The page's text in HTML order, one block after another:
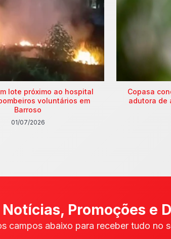
lote próximo ao hospital
voluntários em
Barroso
01/07/2026
Copasa
adutora de
Promoções e
campos abaixo para receber tudo no